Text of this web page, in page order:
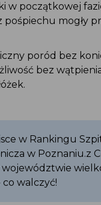
w początkowej
pośpiechu mogły
poród bez
bez
w Rankingu
w Poznaniu.z
województwie
co walczyć!